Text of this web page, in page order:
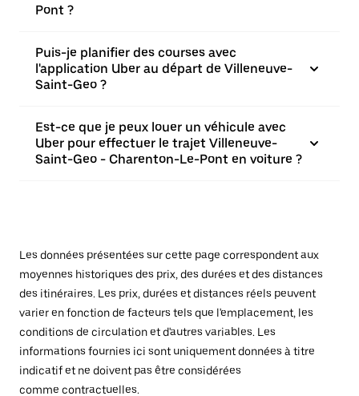
Pont ?
Puis-je planifier des courses avec
l'application Uber au départ de Villeneuve-
Saint-Geo ?
Est-ce que je peux louer un véhicule avec
Uber pour effectuer le trajet Villeneuve-
Saint-Geo - Charenton-Le-Pont en voiture ?
Les données présentées sur cette page correspondent aux
moyennes historiques des prix, des durées et des distances
des itinéraires. Les prix, durées et distances réels peuvent
varier en fonction de facteurs tels que l'emplacement, les
conditions de circulation et d'autres variables. Les
informations fournies ici sont uniquement données à titre
indicatif et ne doivent pas être considérées
comme contractuelles.